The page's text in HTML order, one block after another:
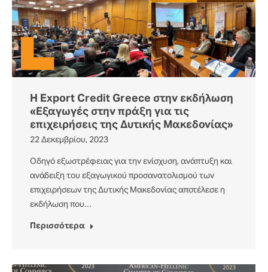
H Export Credit Greece στην εκδήλωση
«Εξαγωγές στην πράξη για τις
επιχειρήσεις της Δυτικής Μακεδονίας»
22 Δεκεμβρίου, 2023
Οδηγό εξωστρέφειας για την ενίσχυση, ανάπτυξη και
ανάδειξη του εξαγωγικού προσανατολισμού των
επιχειρήσεων της Δυτικής Μακεδονίας αποτέλεσε η
εκδήλωση που…
Περισσότερα